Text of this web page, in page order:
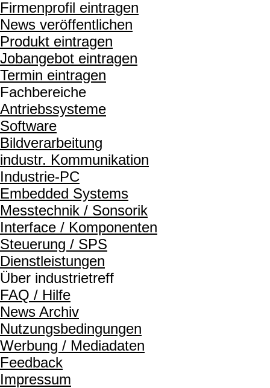
Firmenprofil eintragen
News veröffentlichen
Produkt eintragen
Jobangebot eintragen
Termin eintragen
Fachbereiche
Antriebssysteme
Software
Bildverarbeitung
industr. Kommunikation
Industrie-PC
Embedded Systems
Messtechnik / Sonsorik
Interface / Komponenten
Steuerung / SPS
Dienstleistungen
Über industrietreff
FAQ / Hilfe
News Archiv
Nutzungsbedingungen
Werbung / Mediadaten
Feedback
Impressum